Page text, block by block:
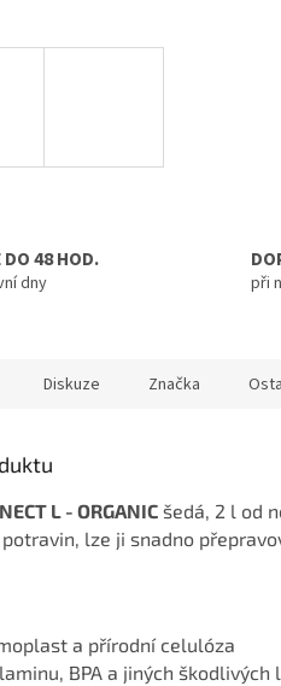
DO 48 HOD.
dny při
Diskuze Značka
L - ORGANIC šedá, 2 l od
lze ji snadno
a přírodní celulóza
BPA a jiných škodlivých